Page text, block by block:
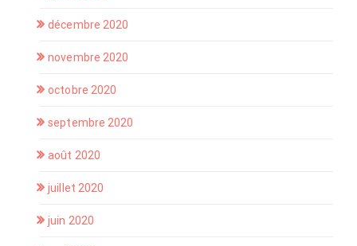
décembre 2020
novembre 2020
octobre 2020
septembre 2020
août 2020
juillet 2020
juin 2020